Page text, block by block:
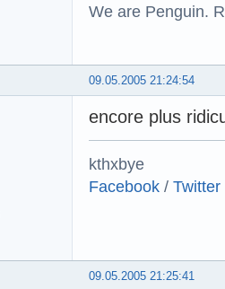
We are Penguin.
09.05.2005 21:24:54
encore plus
kthxbye
Facebook / Twitter
09.05.2005 21:25:41